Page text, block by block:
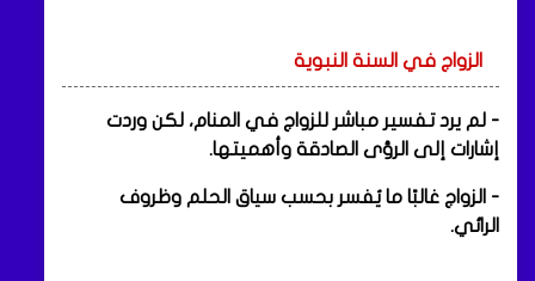
الزواج في السنة النبوية
- لم يرد تفسير مباشر للزواج في المنام، لكن وردت
إشارات إلى الرؤى الصادقة وأهميتها.
- الزواج غالبًا ما يُفسر بحسب سياق الحلم وظروف
الرائي.